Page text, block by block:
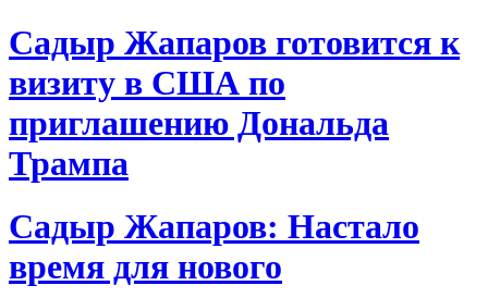
Садыр Жапаров готовится к
визиту в США по
приглашению Дональда
Трампа
Садыр Жапаров: Настало
время для нового